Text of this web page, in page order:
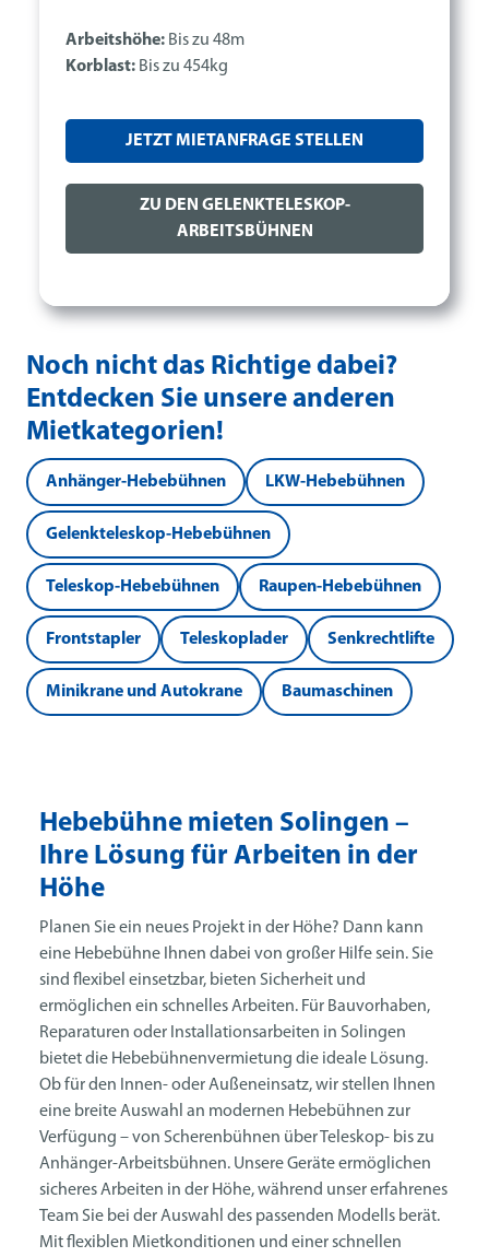
Arbeitshöhe: Bis zu 48m
Korblast: Bis zu 454kg
JETZT MIETANFRAGE STELLEN
ZU DEN GELENKTELESKOP-
ARBEITSBÜHNEN
Noch nicht das Richtige dabei?
Entdecken Sie unsere anderen
Mietkategorien!
Anhänger-Hebebühnen LKW-Hebebühnen
Gelenkteleskop-Hebebühnen
Teleskop-Hebebühnen Raupen-Hebebühnen
Frontstapler Teleskoplader Senkrechtlifte
Minikrane und Autokrane Baumaschinen
Hebebühne mieten Solingen –
Ihre Lösung für Arbeiten in der
Höhe
Planen Sie ein neues Projekt in der Höhe? Dann kann
eine Hebebühne Ihnen dabei von großer Hilfe sein. Sie
sind flexibel einsetzbar, bieten Sicherheit und
ermöglichen ein schnelles Arbeiten. Für Bauvorhaben,
Reparaturen oder Installationsarbeiten in Solingen
bietet die Hebebühnenvermietung die ideale Lösung.
Ob für den Innen- oder Außeneinsatz, wir stellen Ihnen
eine breite Auswahl an modernen Hebebühnen zur
Verfügung – von Scherenbühnen über Teleskop- bis zu
Anhänger-Arbeitsbühnen. Unsere Geräte ermöglichen
sicheres Arbeiten in der Höhe, während unser erfahrenes
Team Sie bei der Auswahl des passenden Modells berät.
Mit flexiblen Mietkonditionen und einer schnellen